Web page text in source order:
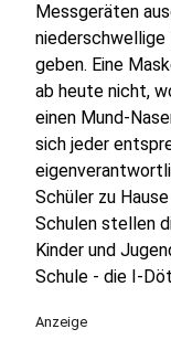
Messgeräten
geben. Eine
ab heute nicht,
einen Mund-
sich jeder
Schüler zu
Schulen stellen
Kinder und
Schule - die I-
Anzeige